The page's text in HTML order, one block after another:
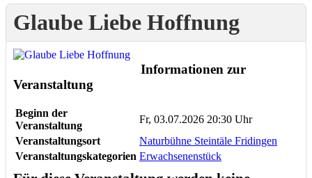
Glaube Liebe Hoffnung
Informationen zur
Veranstaltung
Beginn der
Veranstaltung
Fr, 03.07.2026 20:30 Uhr
Veranstaltungsort
Naturbühne Steintäle Fridingen
Veranstaltungskategorien Erwachsenenstück